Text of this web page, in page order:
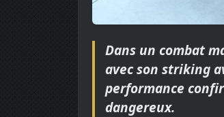
Dans un combat
avec son striking
performance
dangereux.